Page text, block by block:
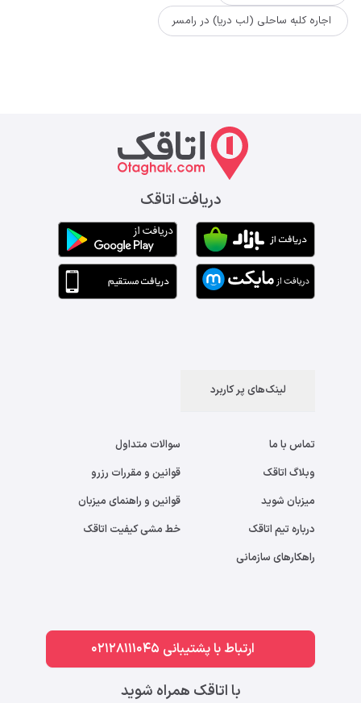
اجاره کلبه ساحلی (لب دریا) در رامسر
دریافت اتاقک
لینک‌های پر کاربرد
تماس با ما
وبلاگ اتاقک
میزبان شوید
درباره تیم اتاقک
راهکارهای سازمانی
سوالات متداول
قوانین و مقررات رزرو
قوانین و راهنمای میزبان
خط مشی کیفیت اتاقک
ارتباط با پشتیبانی 02128111045
با اتاقک همراه شوید